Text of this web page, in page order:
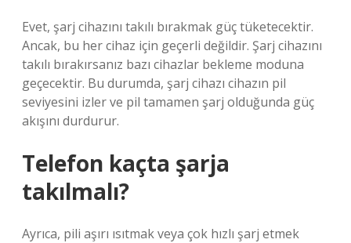
Evet, şarj cihazını takılı bırakmak güç tüketecektir.
Ancak, bu her cihaz için geçerli değildir. Şarj cihazını
takılı bırakırsanız bazı cihazlar bekleme moduna
geçecektir. Bu durumda, şarj cihazı cihazın pil
seviyesini izler ve pil tamamen şarj olduğunda güç
akışını durdurur.
Telefon kaçta şarja
takılmalı?
Ayrıca, pili aşırı ısıtmak veya çok hızlı şarj etmek